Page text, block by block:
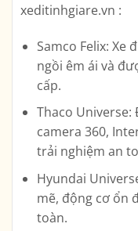
xeditinhgiare.vn :
Samco Felix: Xe
ngồi êm ái và
cấp.
Thaco
camera 360,
trải nghiệm an
Hyundai
mẽ, động cơ ổn
toàn.